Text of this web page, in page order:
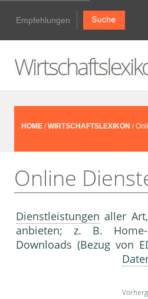
Empfehlungen
HOME /WIRTSCHAFTSLEXIKON /
Online
Dienstleistungen aller
anbieten; z. B. Home-
Downloads (Bezug von